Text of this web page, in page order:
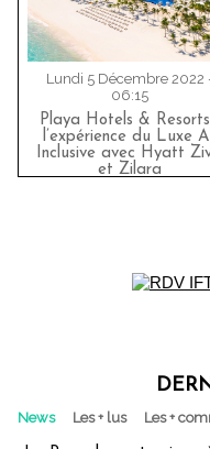
Lundi 5 Décembre 2022
06:15
Playa Hotels &
l’expérience du Luxe All
Inclusive avec Hyatt
et Zilara
News Les + lus Les +